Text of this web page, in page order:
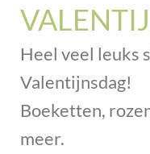
Heel veel leuks
Valentijnsdag!
Boeketten,
meer.